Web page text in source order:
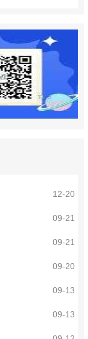
12-20
09-21
09-21
09-20
09-13
09-13